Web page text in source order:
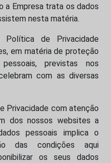
a Empresa trata os dados
nesta matéria.
de Privacidade
em matéria de proteção
previstas nos
com as diversas
Privacidade com atenção
dos nossos websites a
pessoais implica o
das condições aqui
os seus dados